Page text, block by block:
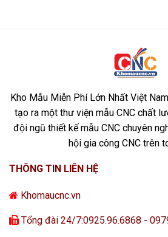
Kho Mẫu Miễn Phí Lớn Nhất Việt
tạo ra một thư viện mẫu CNC chất
đội ngũ thiết kế mẫu CNC chuyên
hội gia công CNC trên
THÔNG TIN LIÊN HỆ
Khomaucnc.vn
Tổng đài 24/7:0925.96.6868 -